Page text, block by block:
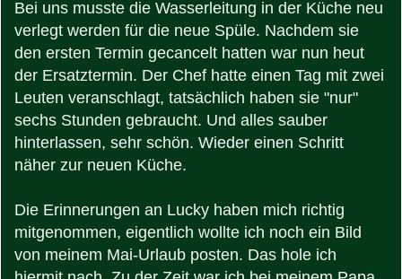
Bei uns musste die Wasserleitung in der Küche neu
verlegt werden für die neue Spüle. Nachdem sie
den ersten Termin gecancelt hatten war nun heut
der Ersatztermin. Der Chef hatte einen Tag mit zwei
Leuten veranschlagt, tatsächlich haben sie "nur"
sechs Stunden gebraucht. Und alles sauber
hinterlassen, sehr schön. Wieder einen Schritt
näher zur neuen Küche.
Die Erinnerungen an Lucky haben mich richtig
mitgenommen, eigentlich wollte ich noch ein Bild
von meinem Mai-Urlaub posten. Das hole ich